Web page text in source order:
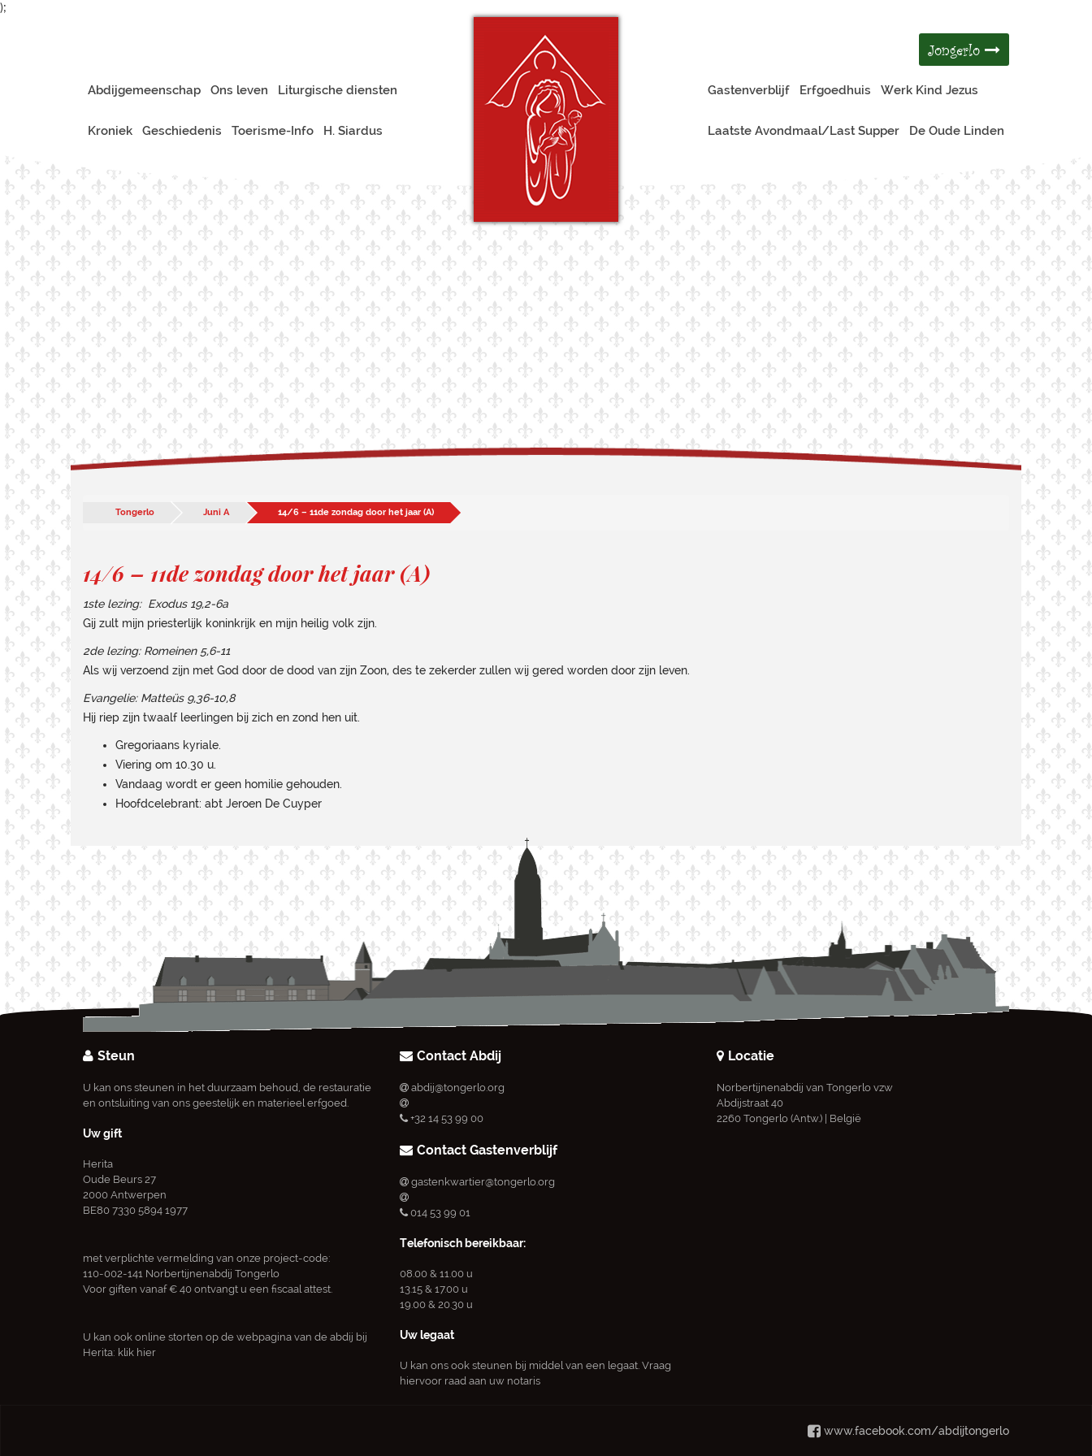
);
Jongerlo
Abdijgemeenschap Ons leven Liturgische diensten
Kroniek Geschiedenis Toerisme-Info H. Siardus
Gastenverblijf Erfgoedhuis Werk Kind Jezus
Laatste Avondmaal/Last Supper De Oude Linden
Tongerlo Juni A 14/6 – 11de zondag door het jaar (A)
14/6 – 11de zondag door het jaar (A)
1ste lezing: Exodus 19,2-6a
Gij zult mijn priesterlijk koninkrijk en mijn heilig volk zijn.
2de lezing: Romeinen 5,6-11
Als wij verzoend zijn met God door de dood van zijn Zoon, des te zekerder zullen wij gered worden door zijn leven.
Evangelie: Matteüs 9,36-10,8
Hij riep zijn twaalf leerlingen bij zich en zond hen uit.
Gregoriaans kyriale.
Viering om 10.30 u.
Vandaag wordt er geen homilie gehouden.
Hoofdcelebrant: abt Jeroen De Cuyper
Steun
U kan ons steunen in het duurzaam behoud, de restauratie
en ontsluiting van ons geestelijk en materieel erfgoed.
Uw gift
Herita
Oude Beurs 27
2000 Antwerpen
BE80 7330 5894 1977
met verplichte vermelding van onze project-code:
110-002-141 Norbertijnenabdij Tongerlo
Voor giften vanaf € 40 ontvangt u een fiscaal attest.
U kan ook online storten op de webpagina van de abdij bij
Herita: klik hier
Contact Abdij
abdij@tongerlo.org
+32 14 53 99 00
Contact Gastenverblijf
gastenkwartier@tongerlo.org
014 53 99 01
Telefonisch bereikbaar:
08.00 & 11.00 u
13.15 & 17.00 u
19.00 & 20.30 u
Uw legaat
U kan ons ook steunen bij middel van een legaat. Vraag
hiervoor raad aan uw notaris
Locatie
Norbertijnenabdij van Tongerlo vzw
Abdijstraat 40
2260 Tongerlo (Antw.) | België
www.facebook.com/abdijtongerlo